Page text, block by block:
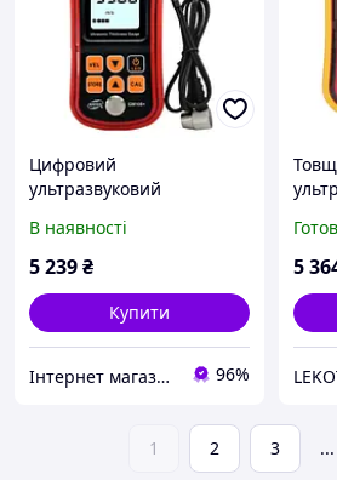
Цифровий
ультразвуковий
BENETECH GM100X
В наявності
5 239₴
Купити
Інтернет магазин "Megotools" 96%
5
1 2 3 ...